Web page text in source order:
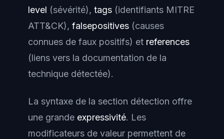
level (sévérité), tags (identifiants MITRE
ATT&CK), falsepositives (causes
connues de faux positifs) et references
(liens vers la documentation de la
technique détectée).
La syntaxe de la section détection offre
une grande expressivité. Les
modificateurs de valeur permettent de